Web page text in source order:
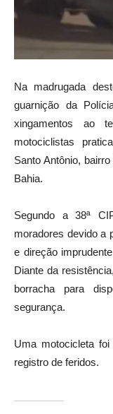
Na madrugada
guarnição da
xingamentos ao
motociclistas
Santo Antônio,
Bahia.
Segundo a 38ª
moradores devido a
e direção
Diante da
borracha para
segurança.
Uma motocicleta
registro de feridos.